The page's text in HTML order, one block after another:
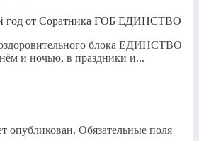
год от Соратника ГОБ ЕДИНСТВО
блока ЕДИНСТВО
и ночью, в праздники и...
опубликован. Обязательные поля